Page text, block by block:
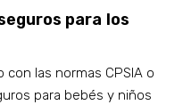
para los
las normas CPSIA o
para bebés y niños